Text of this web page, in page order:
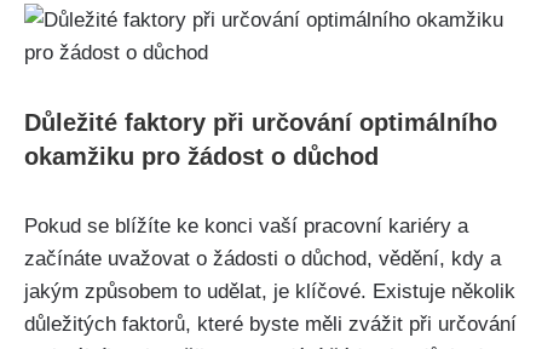
Důležité faktory při určování optimálního
okamžiku pro žádost o důchod
Pokud se blížíte ke konci vaší pracovní kariéry a
začínáte uvažovat o žádosti o důchod, vědění, kdy a
jakým způsobem to udělat, je klíčové. Existuje několik
důležitých faktorů, které byste měli zvážit při určování